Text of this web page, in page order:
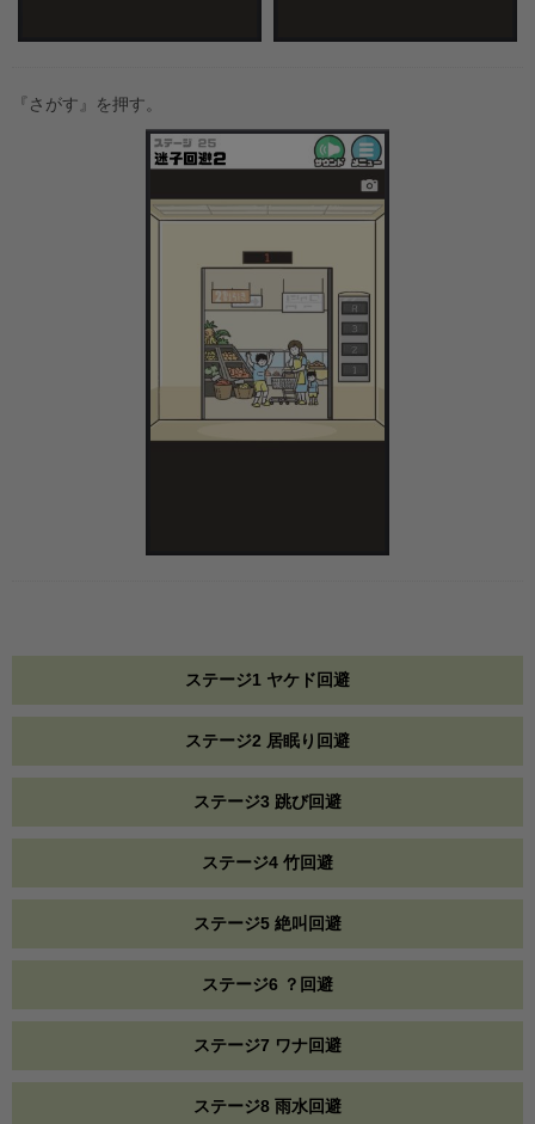
『さがす』を押す。
ステージ1 ヤケド回避
ステージ2 居眠り回避
ステージ3 跳び回避
ステージ4 竹回避
ステージ5 絶叫回避
ステージ6 ？回避
ステージ7 ワナ回避
ステージ8 雨水回避